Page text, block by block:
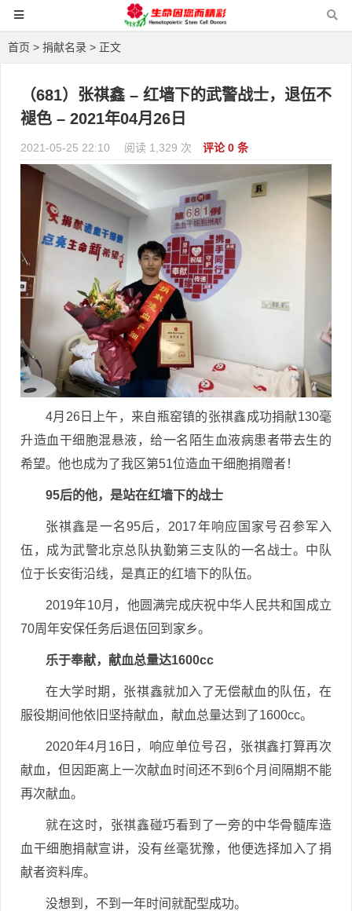
首页 > 捐献名录 > 正文
（681）张祺鑫 – 红墙下的武警战士，退伍不
褪色​ – 2021年04月26日
2021-05-25 22:10 阅读 1,329 次 评论 0 条
4月26日上午，来自瓶窑镇的张祺鑫成功捐献130毫
升造血干细胞混悬液，给一名陌生血液病患者带去生的
希望。他也成为了我区第51位造血干细胞捐赠者！
95后的他，是站在红墙下的战士
张祺鑫是一名95后，2017年响应国家号召参军入
伍，成为武警北京总队执勤第三支队的一名战士。中队
位于长安街沿线，是真正的红墙下的队伍。
2019年10月，他圆满完成庆祝中华人民共和国成立
70周年安保任务后退伍回到家乡。
乐于奉献，献血总量达1600cc
在大学时期，张祺鑫就加入了无偿献血的队伍，在
服役期间他依旧坚持献血，献血总量达到了1600cc。
2020年4月16日，响应单位号召，张祺鑫打算再次
献血，但因距离上一次献血时间还不到6个月间隔期不能
再次献血。
就在这时，张祺鑫碰巧看到了一旁的中华骨髓库造
血干细胞捐献宣讲，没有丝毫犹豫，他便选择加入了捐
献者资料库。
没想到，不到一年时间就配型成功。